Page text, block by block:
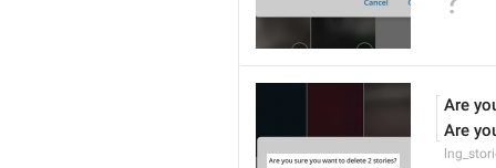
Are
Are